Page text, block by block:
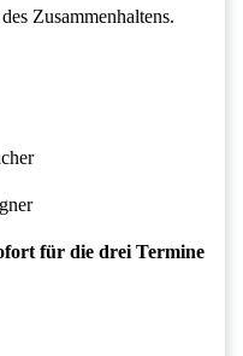
Zusammenhaltens.
für die drei Termine